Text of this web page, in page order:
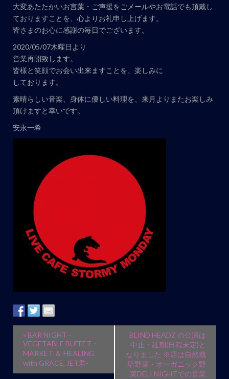
大変あたたかいお言葉・ご声援をごメールやお電話でも頂戴し
ておりますことを、心よりお礼申し上げます。
皆さまのお心に感謝の毎日でございます。
2020/05/07木曜日より
営業再開致します。
皆様と笑顔でお会い出来ますことを、楽しみに
しております。
素晴らしい音楽、身体に優しい料理を、来月よりまたお楽しみ
頂けますと幸いです。
安永一希
ト
« BAR NIGHT -
VEGETABLE BUFFET・
MARKET ＆ HEALING
with GRACE, JET君-
BLIND HEADZ の公演は
中止・延期(日程未定)と
なりました ※店は自然栽
培野菜・オーガニック野
菜DELI NIGHTでの営業